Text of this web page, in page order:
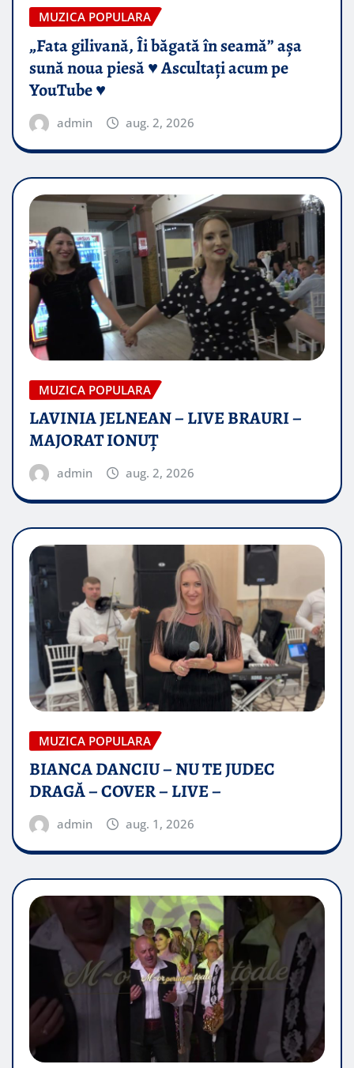
MUZICA POPULARA
„Fata gilivană, Îi băgată în seamă” așa
sună noua piesă ♥️ Ascultați acum pe
YouTube ♥️
admin aug. 2, 2026
MUZICA POPULARA
LAVINIA JELNEAN – LIVE BRAURI –
MAJORAT IONUŢ
admin aug. 2, 2026
MUZICA POPULARA
BIANCA DANCIU – NU TE JUDEC
DRAGĂ – COVER – LIVE –
admin aug. 1, 2026